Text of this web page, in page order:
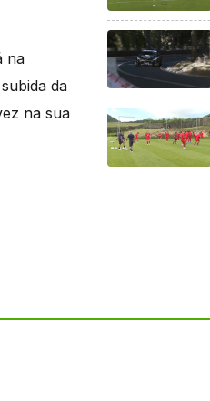
na
da
na sua